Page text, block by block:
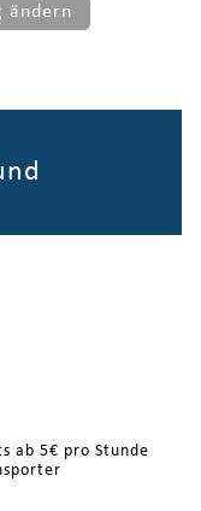
ändern
ab 5€ pro Stunde